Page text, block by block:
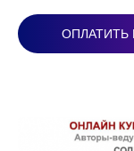
ОПЛАТИТЬ